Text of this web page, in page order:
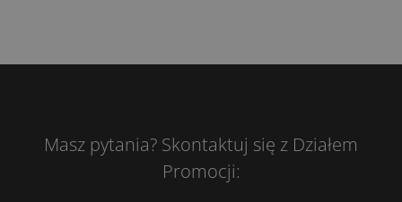
Masz pytania? Skontaktuj się z Działem
Promocji: